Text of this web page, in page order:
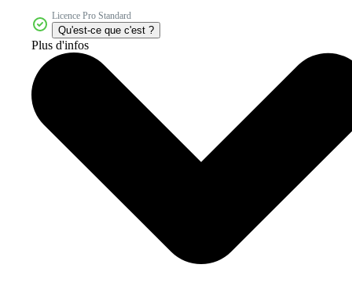
Licence Pro Standard
Qu'est-ce que c'est ?
Plus d'infos